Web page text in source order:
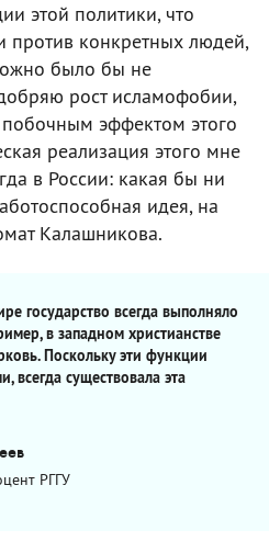
этой политики, что
против конкретных людей,
было бы не
рост исламофобии,
эффектом этого
реализация этого мне
в России: какая бы ни
идея, на
Калашникова.
государство всегда выполняло
в западном христианстве
Поскольку эти функции
всегда существовала эта
РГГУ